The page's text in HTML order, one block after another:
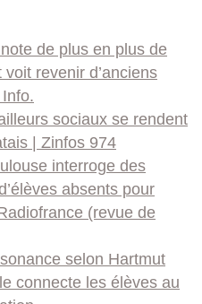
de plus en plus de
revenir d’anciens
sociaux se rendent
| Zinfos 974
interroge des
absents pour
(revue de
selon Hartmut
connecte les élèves au